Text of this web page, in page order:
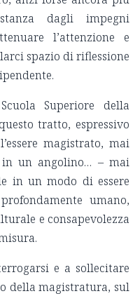
dagli impegni
l’attenzione e
spazio di riflessione
Superiore della
tratto, espressivo
magistrato, mai
un angolino… – mai
in un modo di essere
umano,
e consapevolezza
e a sollecitare
della magistratura, sul